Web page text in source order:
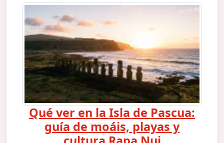
Qué ver en la Isla de Pascua:
guía de moáis, playas y